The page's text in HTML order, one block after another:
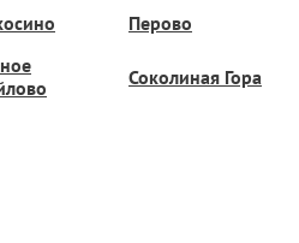
Перово
Соколиная Гора